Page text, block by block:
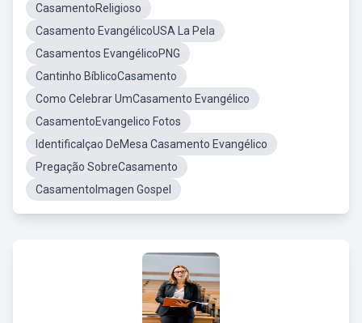
CasamentoReligioso
Casamento EvangélicoUSA La Pela
Casamentos EvangélicoPNG
Cantinho BíblicoCasamento
Como Celebrar UmCasamento Evangélico
CasamentoEvangelico Fotos
Identificalçao DeMesa Casamento Evangélico
Pregação SobreCasamento
CasamentoImagen Gospel